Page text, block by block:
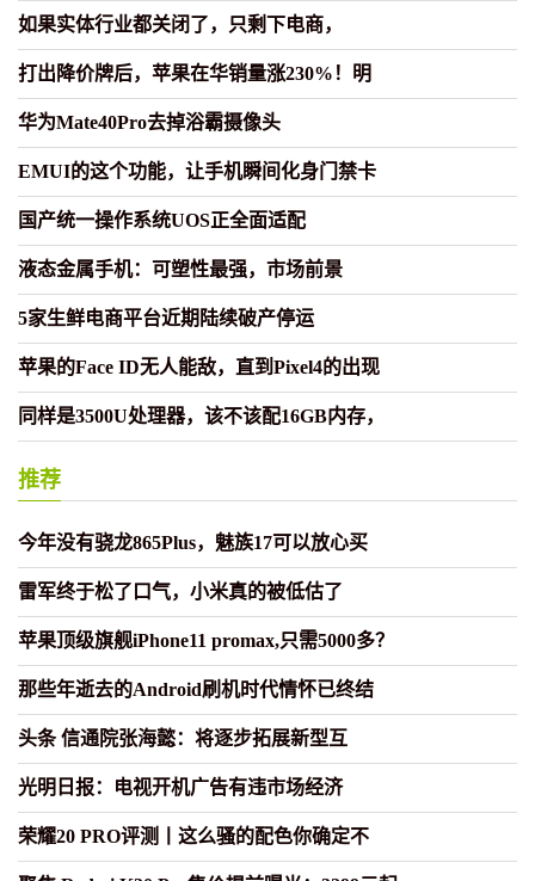
如果实体行业都关闭了，只剩下电商，
打出降价牌后，苹果在华销量涨230%！明
华为Mate40Pro去掉浴霸摄像头
EMUI的这个功能，让手机瞬间化身门禁卡
国产统一操作系统UOS正全面适配
液态金属手机：可塑性最强，市场前景
5家生鲜电商平台近期陆续破产停运
苹果的Face ID无人能敌，直到Pixel4的出现
同样是3500U处理器，该不该配16GB内存，
推荐
今年没有骁龙865Plus，魅族17可以放心买
雷军终于松了口气，小米真的被低估了
苹果顶级旗舰iPhone11 promax,只需5000多？
那些年逝去的Android刷机时代情怀已终结
头条 信通院张海懿：将逐步拓展新型互
光明日报：电视开机广告有违市场经济
荣耀20 PRO评测丨这么骚的配色你确定不